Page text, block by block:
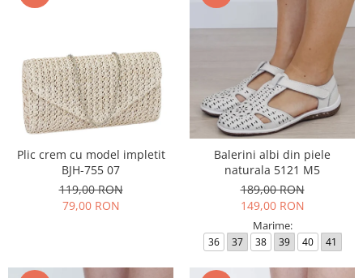
Plic crem cu model impletit
BJH-755 07
119,00 RON
79,00 RON
Balerini albi din piele
naturala 5121 M5
189,00 RON
149,00 RON
Marime:
36 37 38 39 40 41